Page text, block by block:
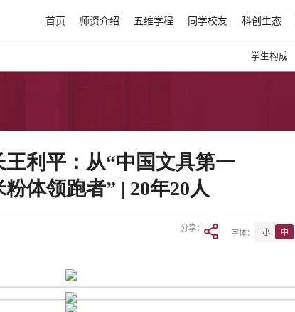
首页 师资介绍 五维学程 同学校友 科创生态
学生构成
利平：从“中国文具第一
体领跑者” | 20年20人
分享：
字体： 小 中